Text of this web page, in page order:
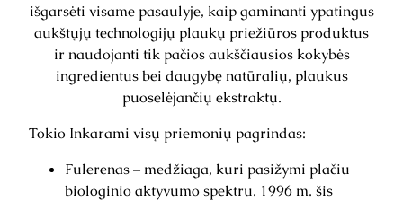
išgarsėti visame pasaulyje, kaip gaminanti ypatingus
aukštųjų technologijų plaukų priežiūros produktus
ir naudojanti tik pačios aukščiausios kokybės
ingredientus bei daugybę natūralių, plaukus
puoselėjančių ekstraktų.
Tokio Inkarami visų priemonių pagrindas:
Fulerenas – medžiaga, kuri pasižymi plačiu
biologinio aktyvumo spektru. 1996 m. šis